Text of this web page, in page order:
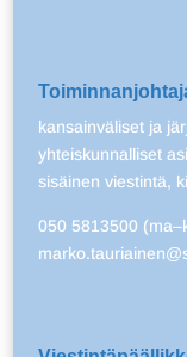
kansainväliset ja
yhteiskunnalliset
sisäinen viestintä,
050 5813500